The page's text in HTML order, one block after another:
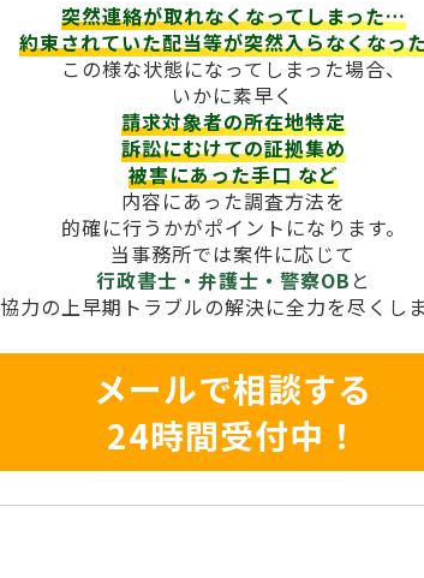
突然連絡が取れなくなってしまった…
約束されていた配当等が突然入らなくなっ
この様な状態になってしまった場合、
いかに素早く
請求対象者の所在地特定
訴訟にむけての証拠集め
被害にあった手口など
内容にあった調査方法を
的確に行うかがポイントになります。
当事務所では案件に応じて
行政書士・弁護士・警察OB と
協力の上早期トラブルの解決に全力を尽くしま
メールで相談する
24時間受付中！